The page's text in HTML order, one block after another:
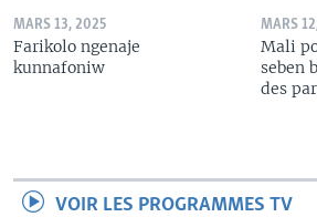
MARS 13, 2025
Farikolo ngenaje
kunnafoniw
MARS
Mali
seben
des
VOIR LES PROGRAMMES TV